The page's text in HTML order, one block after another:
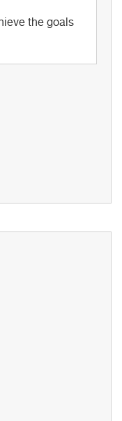
the goals